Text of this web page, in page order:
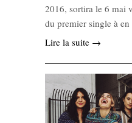
2016, sortira le 6 mai
du premier single à
Lire la suite →